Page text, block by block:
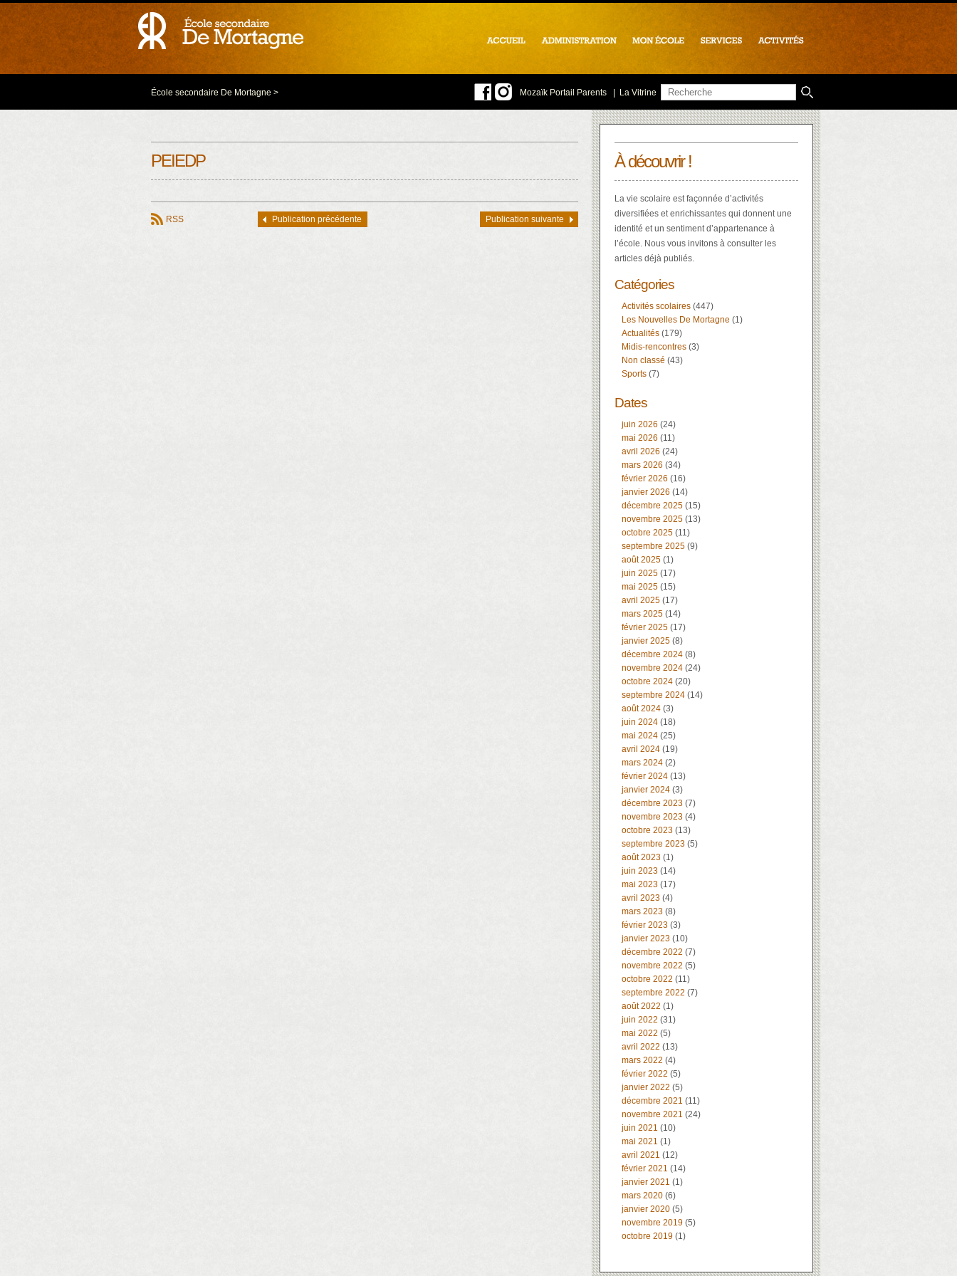
École secondaire De Mortagne > Mozaïk Portail Parents La Vitrine
PEIEDP
RSS Publication précédente Publication suivante
À découvrir !
La vie scolaire est façonnée d’activités
diversifiées et enrichissantes qui donnent une
identité et un sentiment d’appartenance à
l’école. Nous vous invitons à consulter les
articles déjà publiés.
Catégories
Activités scolaires (447)
Les Nouvelles De Mortagne (1)
Actualités (179)
Midis-rencontres (3)
Non classé (43)
Sports (7)
Dates
juin 2026 (24)
mai 2026 (11)
avril 2026 (24)
mars 2026 (34)
février 2026 (16)
janvier 2026 (14)
décembre 2025 (15)
novembre 2025 (13)
octobre 2025 (11)
septembre 2025 (9)
août 2025 (1)
juin 2025 (17)
mai 2025 (15)
avril 2025 (17)
mars 2025 (14)
février 2025 (17)
janvier 2025 (8)
décembre 2024 (8)
novembre 2024 (24)
octobre 2024 (20)
septembre 2024 (14)
août 2024 (3)
juin 2024 (18)
mai 2024 (25)
avril 2024 (19)
mars 2024 (2)
février 2024 (13)
janvier 2024 (3)
décembre 2023 (7)
novembre 2023 (4)
octobre 2023 (13)
septembre 2023 (5)
août 2023 (1)
juin 2023 (14)
mai 2023 (17)
avril 2023 (4)
mars 2023 (8)
février 2023 (3)
janvier 2023 (10)
décembre 2022 (7)
novembre 2022 (5)
octobre 2022 (11)
septembre 2022 (7)
août 2022 (1)
juin 2022 (31)
mai 2022 (5)
avril 2022 (13)
mars 2022 (4)
février 2022 (5)
janvier 2022 (5)
décembre 2021 (11)
novembre 2021 (24)
juin 2021 (10)
mai 2021 (1)
avril 2021 (12)
février 2021 (14)
janvier 2021 (1)
mars 2020 (6)
janvier 2020 (5)
novembre 2019 (5)
octobre 2019 (1)